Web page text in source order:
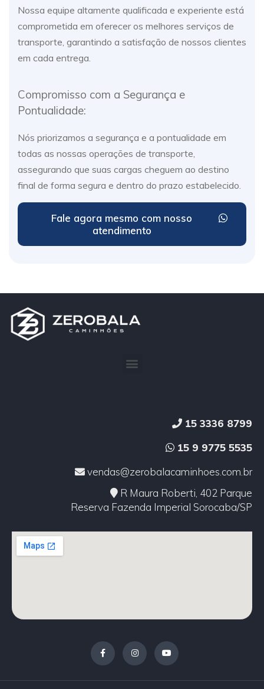
Nossa equipe altamente qualificada e experiente está
comprometida em oferecer os melhores serviços de
transporte, garantindo a satisfação de nossos clientes
em cada entrega.
Compromisso com a Segurança e
Pontualidade:
Nós priorizamos a segurança e a pontualidade em
todas as nossas operações de transporte,
assegurando que suas cargas cheguem ao destino
final de forma segura e dentro do prazo estabelecido.
Fale agora mesmo com nosso
atendimento
15 3336 8799
15 9 9775 5535
vendas@zerobalacaminhoes.com.br
R Maura Roberti, 402 Parque
Reserva Fazenda Imperial Sorocaba/SP